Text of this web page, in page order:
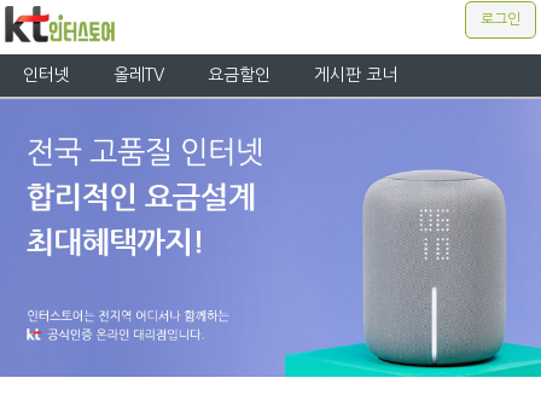
로그인
인터넷 올레TV 요금할인 게시판 코너